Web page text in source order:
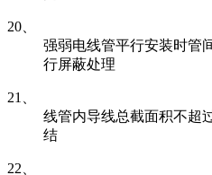
20、
强弱电线管平行安装时管
行屏蔽处理
21、
线管内导线总截面积不超
结
22、